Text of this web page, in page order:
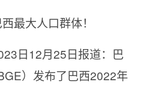
最大人口群体！
日12月25日报道：巴
）发布了巴西2022年